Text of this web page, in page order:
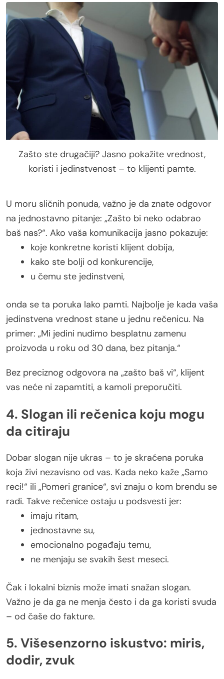
Zašto ste drugačiji? Jasno pokažite vrednost,
koristi i jedinstvenost – to klijenti pamte.
U moru sličnih ponuda, važno je da znate odgovor
na jednostavno pitanje: „Zašto bi neko odabrao
baš nas?“. Ako vaša komunikacija jasno pokazuje:
koje konkretne koristi klijent dobija,
kako ste bolji od konkurencije,
u čemu ste jedinstveni,
onda se ta poruka lako pamti. Najbolje je kada vaša
jedinstvena vrednost stane u jednu rečenicu. Na
primer: „Mi jedini nudimo besplatnu zamenu
proizvoda u roku od 30 dana, bez pitanja.“
Bez preciznog odgovora na „zašto baš vi“, klijent
vas neće ni zapamtiti, a kamoli preporučiti.
4. Slogan ili rečenica koju mogu
da citiraju
Dobar slogan nije ukras – to je skraćena poruka
koja živi nezavisno od vas. Kada neko kaže „Samo
reci!“ ili „Pomeri granice“, svi znaju o kom brendu se
radi. Takve rečenice ostaju u podsvesti jer:
imaju ritam,
jednostavne su,
emocionalno pogađaju temu,
ne menjaju se svakih šest meseci.
Čak i lokalni biznis može imati snažan slogan.
Važno je da ga ne menja često i da ga koristi svuda
– od čaše do fakture.
5. Višesenzorno iskustvo: miris,
dodir, zvuk